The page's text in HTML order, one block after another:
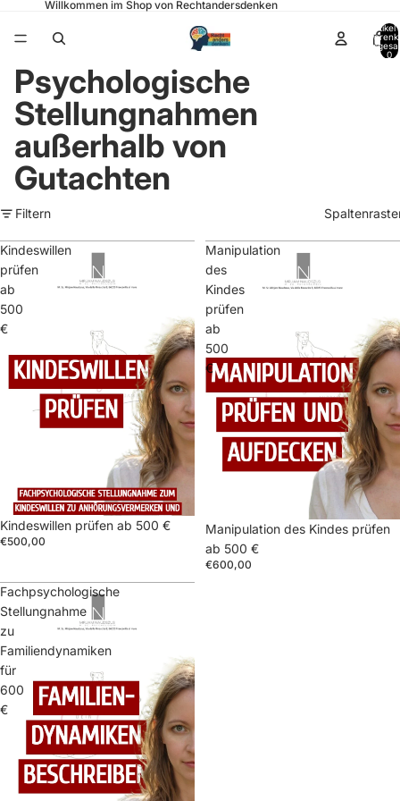
Willkommen im Shop von Rechtandersdenken
Artikel
0
Psychologische
Stellungnahmen
außerhalb von
Gutachten
Filtern
Kindeswillen
prüfen
ab
500
€
Kindeswillen prüfen ab 500 €
€500,00
Manipulation
des
Kindes
prüfen
ab
500
€
Manipulation des Kindes prüfen
ab 500 €
€600,00
Fachpsychologische
Stellungnahme
zu
Familiendynamiken
für
600
€